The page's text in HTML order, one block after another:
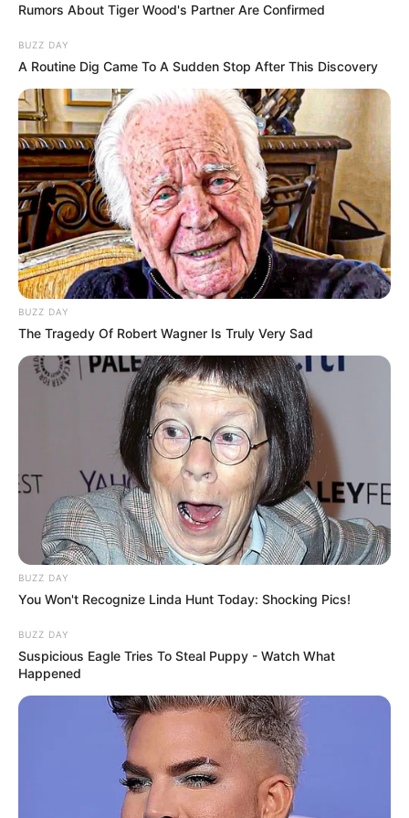
Rumors About Tiger Wood's Partner Are Confirmed
BUZZ DAY
A Routine Dig Came To A Sudden Stop After This Discovery
BUZZ DAY
The Tragedy Of Robert Wagner Is Truly Very Sad
BUZZ DAY
You Won't Recognize Linda Hunt Today: Shocking Pics!
BUZZ DAY
Suspicious Eagle Tries To Steal Puppy - Watch What
Happened